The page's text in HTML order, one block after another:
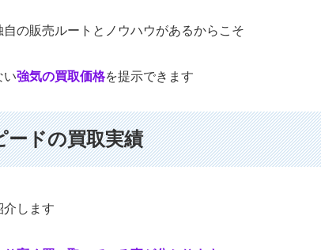
の販売ルートとノウハウがあるからこそ
い強気の買取価格を提示できます
ードの買取実績
介します